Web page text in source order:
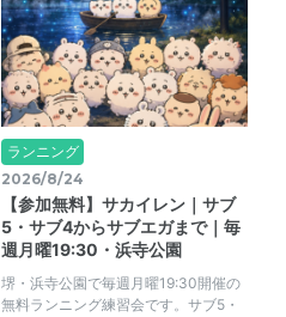
ランニング
2026/8/24
【参加無料】サカイレン｜サブ
5・サブ4からサブエガまで｜毎
週月曜19:30・浜寺公園
堺・浜寺公園で毎週月曜19:30開催の
無料ランニング練習会です。サブ5・